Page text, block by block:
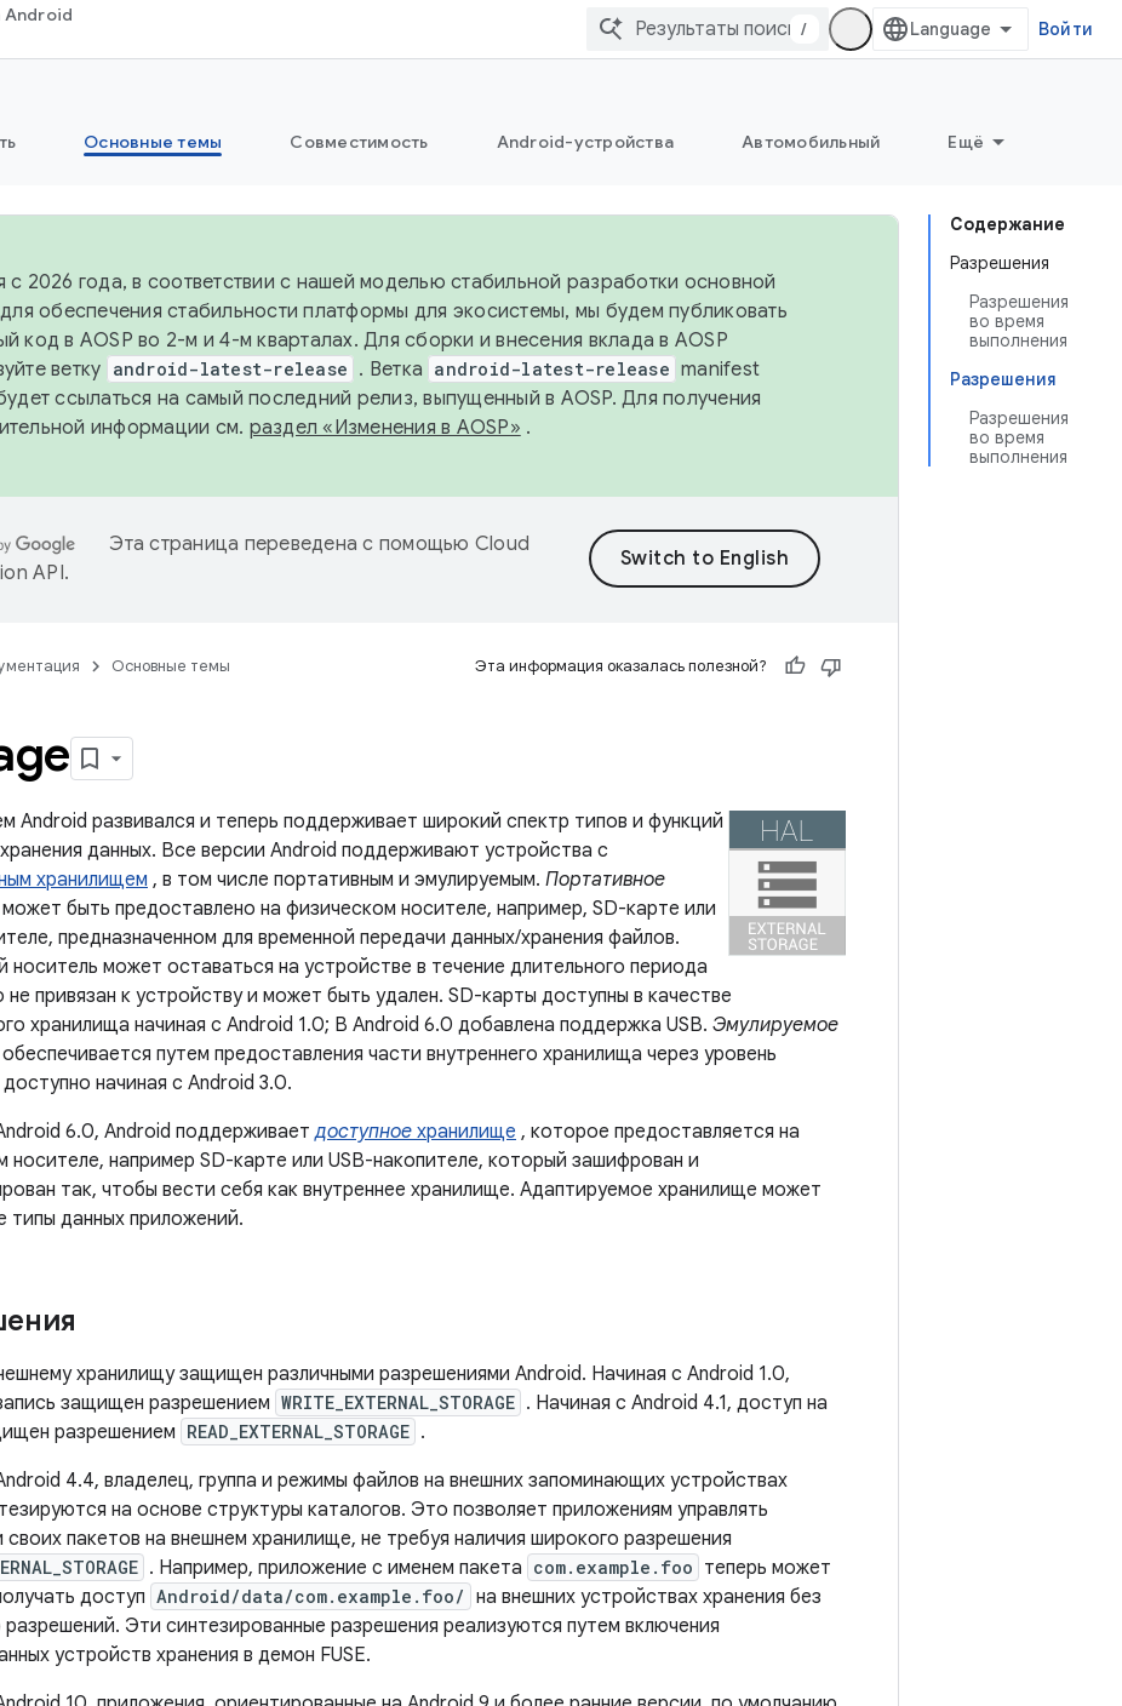
Android
/ Войти
Основные темы Совместимость Android-устройства Автомобильный Ещё
Содержание
Разрешения
Разрешения
во время
выполнения
Разрешения
Разрешения
во время
выполнения
с 2026 года, в соответствии с нашей моделью стабильной разработки основной
обеспечения стабильности платформы для экосистемы, мы будем публиковать
код в AOSP во 2-м и 4-м кварталах. Для сборки и внесения вклада в AOSP
ветку android-latest-release . Ветка android-latest-release manifest
ссылаться на самый последний релиз, выпущенный в AOSP. Для получения
информации см. раздел «Изменения в AOSP» .
Эта страница переведена с помощью Cloud
API.
Основные темы Эта информация оказалась полезной?
Android развивался и теперь поддерживает широкий спектр типов и функций
данных. Все версии Android поддерживают устройства с
хранилищем , в том числе портативным и эмулируемым. Портативное
быть предоставлено на физическом носителе, например, SD-карте или
предназначенном для временной передачи данных/хранения файлов.
носитель может оставаться на устройстве в течение длительного периода
не привязан к устройству и может быть удален. SD-карты доступны в качестве
хранилища начиная с Android 1.0; В Android 6.0 добавлена ​​поддержка USB. Эмулируемое
путем предоставления части внутреннего хранилища через уровень
начиная с Android 3.0.
6.0, Android поддерживаетдоступное хранилище , которое предоставляется на
носителе, например SD-карте или USB-накопителе, который зашифрован и
так, чтобы вести себя как внутреннее хранилище. Адаптируемое хранилище может
типы данных приложений.
хранилищу защищен различными разрешениями Android. Начиная с Android 1.0,
защищен разрешением WRITE_EXTERNAL_STORAGE . Начиная с Android 4.1, доступ на
разрешением READ_EXTERNAL_STORAGE .
4.4, владелец, группа и режимы файлов на внешних запоминающих устройствах
на основе структуры каталогов. Это позволяет приложениям управлять
своих пакетов на внешнем хранилище, не требуя наличия широкого разрешения
. Например, приложение с именем пакета com.example.foo теперь может
доступ Android/data/com.example.foo/ на внешних устройствах хранения без
разрешений. Эти синтезированные разрешения реализуются путем включения
устройств хранения в демон FUSE.